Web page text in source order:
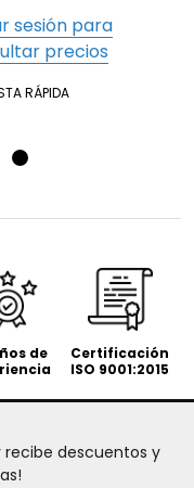
sesión para
precios
RÁPIDA
de
Certificación
ISO 9001:2015
recibe descuentos y